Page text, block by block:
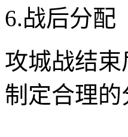
6.战后分配
攻城战结
制定合理